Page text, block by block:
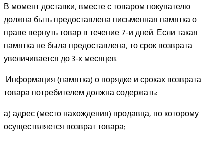
В момент доставки, вместе с товаром покупателю
должна быть предоставлена письменная памятка о
праве вернуть товар в течение 7-и дней. Если такая
памятка не была предоставлена, то срок возврата
увеличивается до 3-х месяцев.
Информация (памятка) о порядке и сроках возврата
товара потребителем должна содержать:
а) адрес (место нахождения) продавца, по которому
осуществляется возврат товара;